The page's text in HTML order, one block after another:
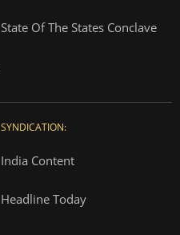
State Of The States Conclave
SYNDICATION:
India Content
Headline Today